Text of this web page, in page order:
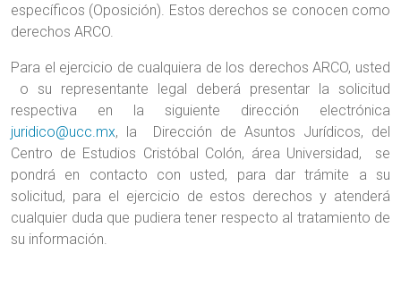
específicos (Oposición). Estos derechos se conocen como
derechos ARCO.
Para el ejercicio de cualquiera de los derechos ARCO, usted
o su representante legal deberá presentar la solicitud
respectiva en la siguiente dirección electrónica
juridico@ucc.mx, la Dirección de Asuntos Jurídicos, del
Centro de Estudios Cristóbal Colón, área Universidad, se
pondrá en contacto con usted, para dar trámite a su
solicitud, para el ejercicio de estos derechos y atenderá
cualquier duda que pudiera tener respecto al tratamiento de
su información.